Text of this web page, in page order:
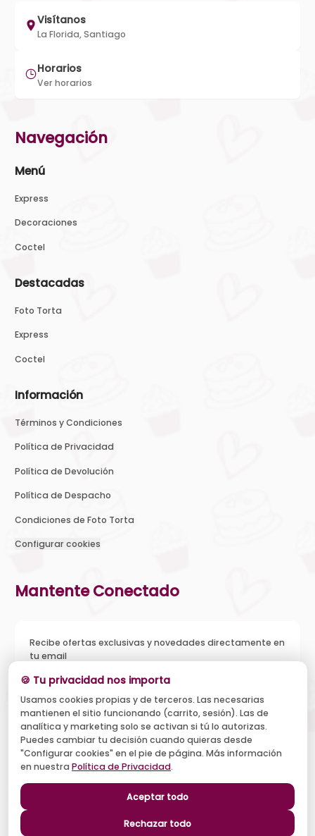
Visítanos
La Florida, Santiago
Horarios
Ver horarios
Navegación
Menú
Express
Decoraciones
Coctel
Destacadas
Foto Torta
Express
Coctel
Información
Términos y Condiciones
Política de Privacidad
Política de Devolución
Política de Despacho
Condiciones de Foto Torta
Configurar cookies
Mantente Conectado
Recibe ofertas exclusivas y novedades directamente en
tu email
Acepto recibir novedades y ofertas, y el tratamiento de mi
email según la Política de Privacidad . Puedo darme de baja
cuando quiera.
Suscribirse
🍪 Tu privacidad nos importa
Usamos cookies propias y de terceros. Las necesarias
mantienen el sitio funcionando (carrito, sesión). Las de
analítica y marketing solo se activan si tú lo autorizas.
Puedes cambiar tu decisión cuando quieras desde
"Configurar cookies" en el pie de página. Más información
en nuestra Política de Privacidad.
Aceptar todo
Rechazar todo